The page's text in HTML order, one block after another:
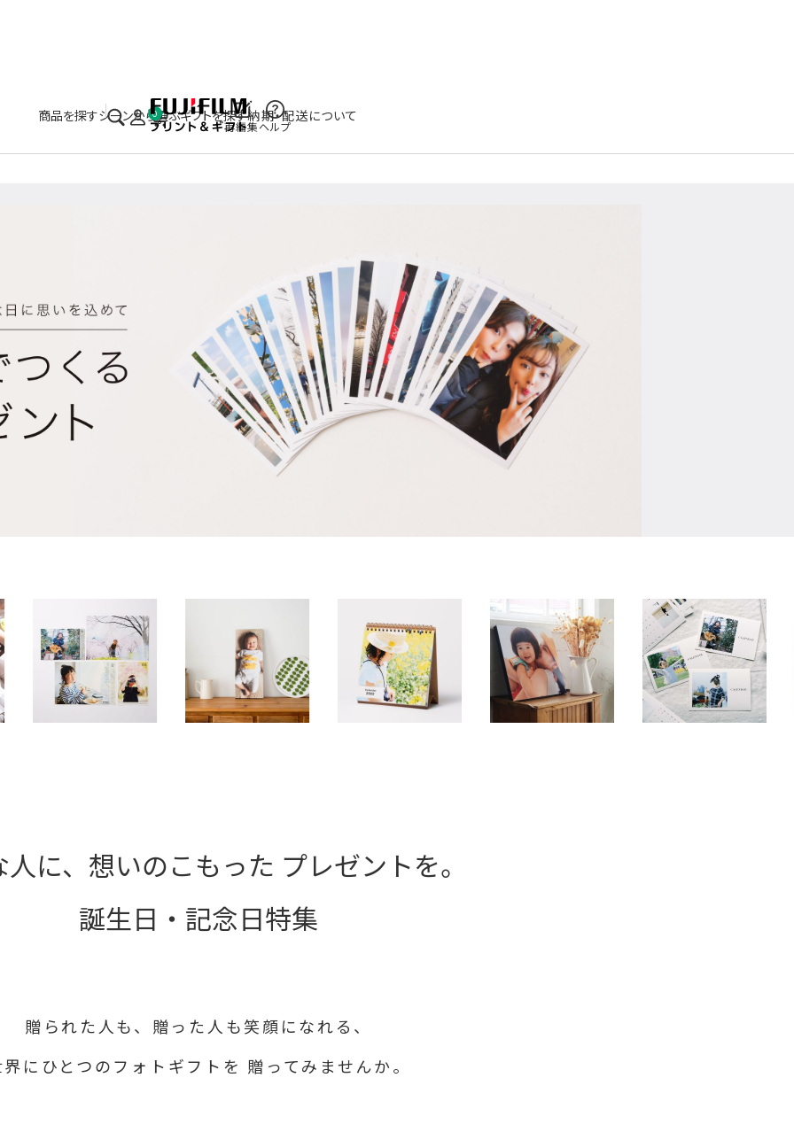
商品を探すシーンから選ぶギフトを探す納期・配送について
0
再編集 ヘルプ
人に、想いのこもった プレゼントを。
誕生日・記念日特集
贈られた⼈も、贈った⼈も笑顔になれる、
界にひとつのフォトギフトを 贈ってみませんか。